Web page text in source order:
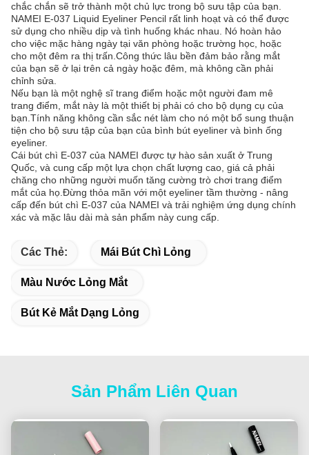
chắc chắn sẽ trở thành một chủ lực trong bộ sưu tập của bạn.
NAMEI E-037 Liquid Eyeliner Pencil rất linh hoạt và có thể được
sử dụng cho nhiều dịp và tình huống khác nhau. Nó hoàn hảo
cho việc mặc hàng ngày tại văn phòng hoặc trường học, hoặc
cho một đêm ra thị trấn.Công thức lâu bền đảm bảo rằng mắt
của bạn sẽ ở lại trên cả ngày hoặc đêm, mà không cần phải
chỉnh sửa.
Nếu bạn là một nghệ sĩ trang điểm hoặc một người đam mê
trang điểm, mắt này là một thiết bị phải có cho bộ dụng cụ của
bạn.Tính năng không cần sắc nét làm cho nó một bổ sung thuận
tiện cho bộ sưu tập của bạn của bình bút eyeliner và bình ống
eyeliner.
Cái bút chì E-037 của NAMEI được tự hào sản xuất ở Trung
Quốc, và cung cấp một lựa chọn chất lượng cao, giá cả phải
chăng cho những người muốn tăng cường trò chơi trang điểm
mắt của họ.Đừng thỏa mãn với một eyeliner tầm thường - nâng
cấp đến bút chì E-037 của NAMEI và trải nghiệm ứng dụng chính
xác và mặc lâu dài mà sản phẩm này cung cấp.
Các Thẻ: Mái Bút Chì Lỏng
Màu Nước Lỏng Mắt
Bút Kẻ Mắt Dạng Lỏng
Sản Phẩm Liên Quan